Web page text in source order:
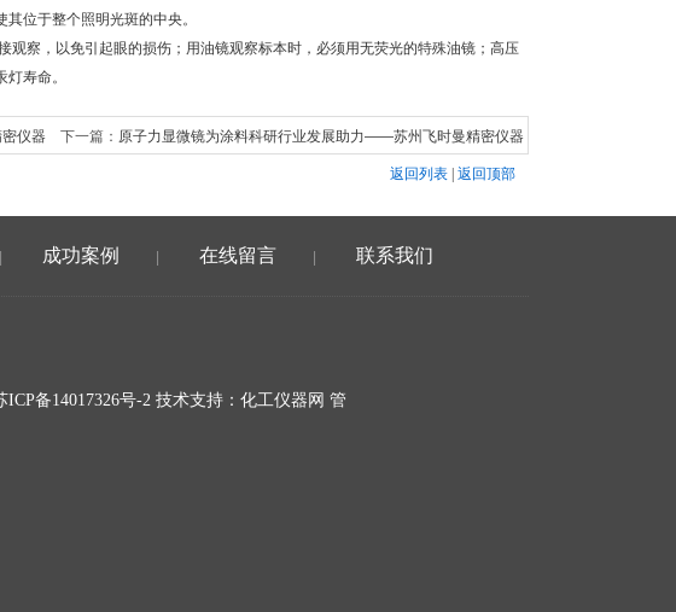
位于整个照明光斑的中央。
察，以免引起眼的损伤；用油镜观察标本时，必须用无荧光的特殊油镜；高压
寿命。
仪器 下一篇： 原子力显微镜为涂料科研行业发展助力——苏州飞时曼精密仪器
返回列表 返回顶部
成功案例 在线留言 联系我们
ICP备14017326号-2 技术支持：化工仪器网 管